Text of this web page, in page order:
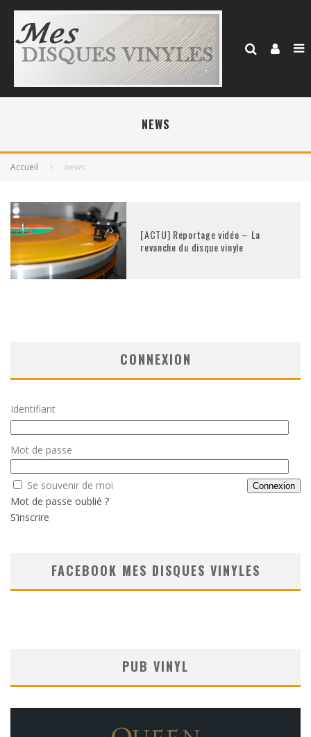
NEWS
Accueil news
[ACTU] Reportage vidéo – La
revanche du disque vinyle
CONNEXION
Identifiant
Mot de passe
Se souvenir de moi
Mot de passe oublié ?
S’inscrire
FACEBOOK MES DISQUES VINYLES
PUB VINYL